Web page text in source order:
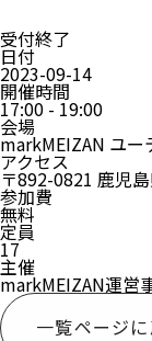
受付終了
日付
2023-09-14
開催時間
17:00 - 19:00
会場
markMEIZAN ユ
アクセス
〒892-0821 鹿児
参加費
無料
定員
17
主催
markMEIZAN運営
一覧ページ